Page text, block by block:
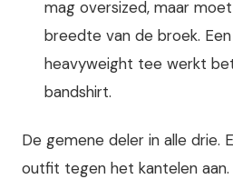
mag oversized, maar
breedte van de broek.
heavyweight tee werkt
bandshirt.
De gemene deler in alle drie.
outfit tegen het kantelen